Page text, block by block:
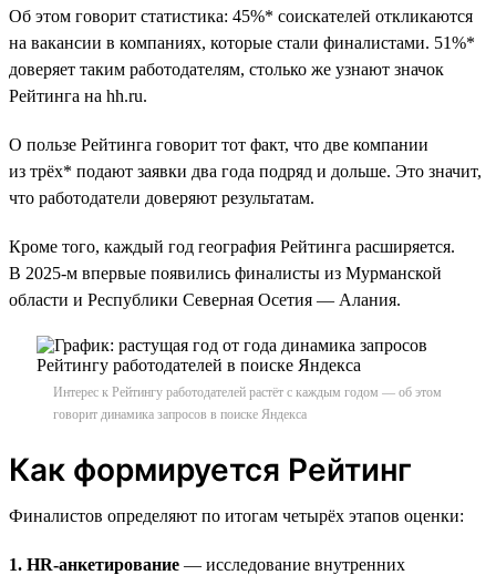
Об этом говорит статистика: 45%* соискателей откликаются
на вакансии в компаниях, которые стали финалистами. 51%*
доверяет таким работодателям, столько же узнают значок
Рейтинга на hh.ru.
О пользе Рейтинга говорит тот факт, что две компании
из трёх* подают заявки два года подряд и дольше. Это значит,
что работодатели доверяют результатам.
Кроме того, каждый год география Рейтинга расширяется.
В 2025-м впервые появились финалисты из Мурманской
области и Республики Северная Осетия — Алания.
Интерес к Рейтингу работодателей растёт с каждым годом — об этом
говорит динамика запросов в поиске Яндекса
Как формируется Рейтинг
Финалистов определяют по итогам четырёх этапов оценки:
1. HR-анкетирование — исследование внутренних